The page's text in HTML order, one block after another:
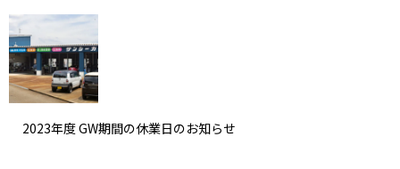
2023年度 GW期間の休業日のお知らせ